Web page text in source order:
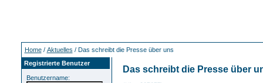
Home/ Aktuelles / Das schreibt die Presse über uns
Registrierte Benutzer
Benutzername:
Das schreibt die Presse über